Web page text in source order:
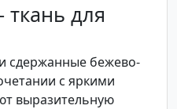
ткань для
сдержанные бежево-
с яркими
выразительную